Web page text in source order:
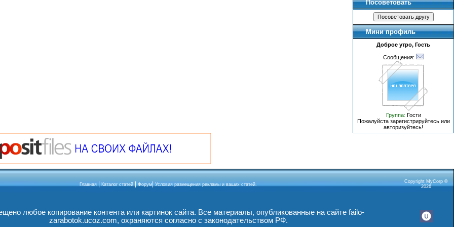
Посоветовать
Мини профиль
Доброе утро, Гость
Сообщения:
Группа: Гости
Пожалуйста зарегистрируйтесь или
авторизуйтесь!
Главная|Каталог статей|Форум|Условия размещения рекламы и ваших статей.
Copyright MyCorp ©
2026
любое копирование контента или картинок сайта. Все материалы, опубликованные на сайте failo-
zarabotok.ucoz.com, охраняются согласно с законодательством РФ.